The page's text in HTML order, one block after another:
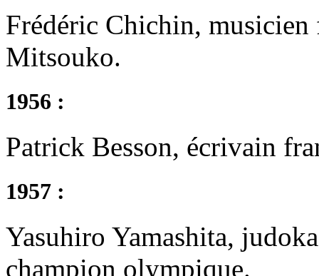
Frédéric Chichin,
Mitsouko.
1956 :
Patrick Besson, écrivain
1957 :
Yasuhiro Yamashita,
champion olympique.